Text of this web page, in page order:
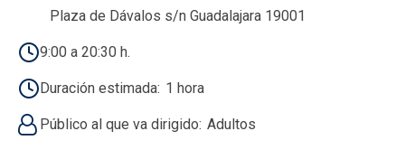
Plaza de Dávalos s/n Guadalajara 19001
9:00 a 20:30 h.
Duración estimada 1 hora
Público al que va dirigido Adultos